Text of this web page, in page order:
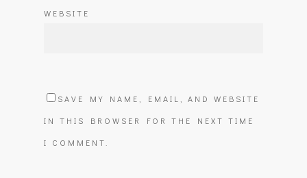
WEBSITE
SAVE MY NAME, EMAIL, AND WEBSITE
IN THIS BROWSER FOR THE NEXT TIME
I COMMENT.